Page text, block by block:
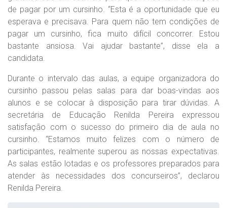
de pagar por um cursinho. “Esta é a oportunidade que eu
esperava e precisava. Para quem não tem condições de
pagar um cursinho, fica muito difícil concorrer. Estou
bastante ansiosa. Vai ajudar bastante”, disse ela a
candidata.
Durante o intervalo das aulas, a equipe organizadora do
cursinho passou pelas salas para dar boas-vindas aos
alunos e se colocar à disposição para tirar dúvidas. A
secretária de Educação Renilda Pereira expressou
satisfação com o sucesso do primeiro dia de aula no
cursinho. “Estamos muito felizes com o número de
participantes, realmente superou as nossas expectativas.
As salas estão lotadas e os professores preparados para
atender às necessidades dos concurseiros”, declarou
Renilda Pereira.